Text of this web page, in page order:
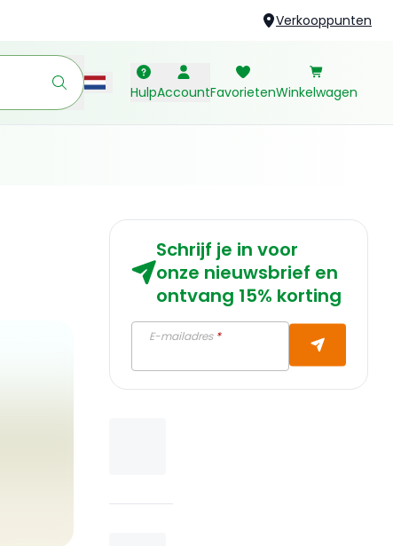
Verkooppunten
HulpAccountFavorietenWinkelwagen
Schrijf je in voor
onze nieuwsbrief en
ontvang 15% korting
E-mailadres*